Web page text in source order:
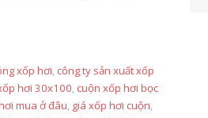
xốp hơi, công ty sản xuất xốp
hơi 30x100, cuộn xốp hơi bọc
mua ở đâu, giá xốp hơi cuộn,